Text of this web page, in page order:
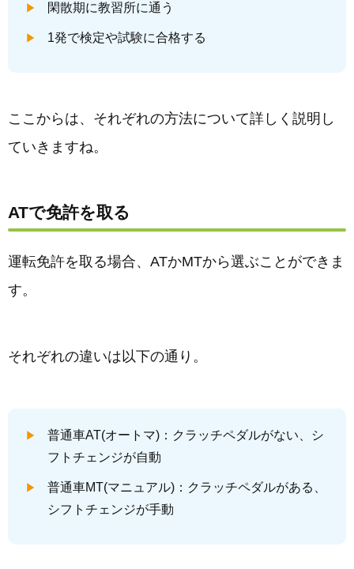
閑散期に教習所に通う
1発で検定や試験に合格する
ここからは、それぞれの方法について詳しく説明し
ていきますね。
ATで免許を取る
運転免許を取る場合、ATかMTから選ぶことができま
す。
それぞれの違いは以下の通り。
普通車AT(オートマ)：クラッチペダルがない、シ
フトチェンジが自動
普通車MT(マニュアル)：クラッチペダルがある、
シフトチェンジが手動